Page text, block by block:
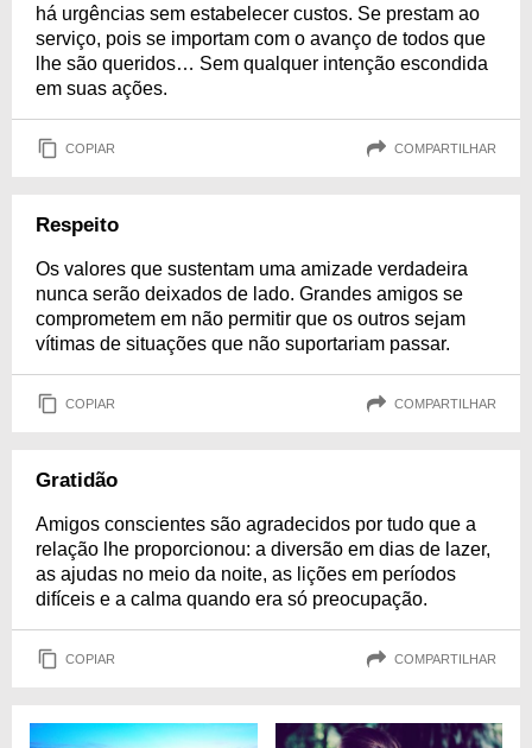
há urgências sem estabelecer custos. Se prestam ao
serviço, pois se importam com o avanço de todos que
lhe são queridos… Sem qualquer intenção escondida
em suas ações.
COPIAR COMPARTILHAR
Respeito
Os valores que sustentam uma amizade verdadeira
nunca serão deixados de lado. Grandes amigos se
comprometem em não permitir que os outros sejam
vítimas de situações que não suportariam passar.
COPIAR COMPARTILHAR
Gratidão
Amigos conscientes são agradecidos por tudo que a
relação lhe proporcionou: a diversão em dias de lazer,
as ajudas no meio da noite, as lições em períodos
difíceis e a calma quando era só preocupação.
COPIAR COMPARTILHAR